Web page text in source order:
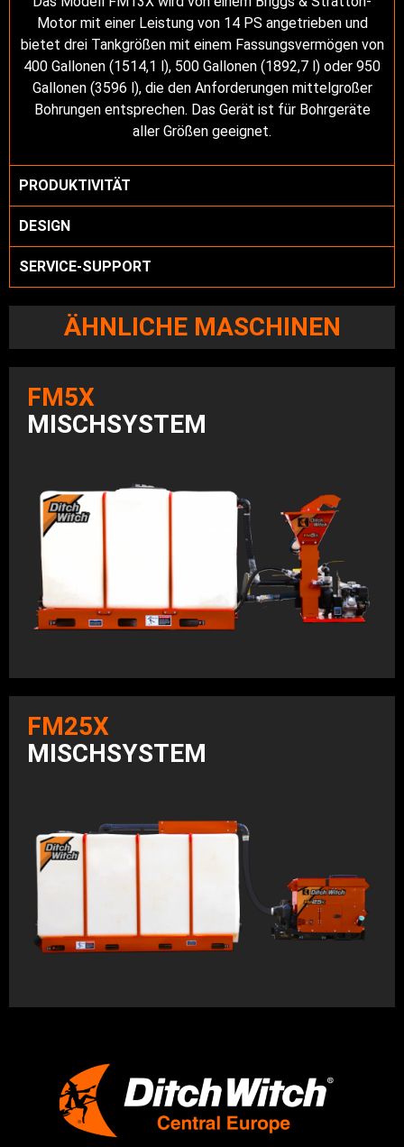
Motor mit einer Leistung von 14 PS angetrieben und
bietet drei Tankgrößen mit einem Fassungsvermögen von
400 Gallonen (1514,1 l), 500 Gallonen (1892,7 l) oder 950
Gallonen (3596 l), die den Anforderungen mittelgroßer
Bohrungen entsprechen. Das Gerät ist für Bohrgeräte
aller Größen geeignet.
PRODUKTIVITÄT
DESIGN
SERVICE-SUPPORT
ÄHNLICHE MASCHINEN
FM5X
MISCHSYSTEM
FM25X
MISCHSYSTEM